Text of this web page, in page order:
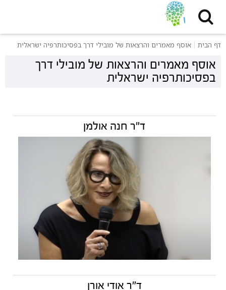
דף הבית אוסף מאמרים והרצאות של מובילי דרך בפסיכותרפיה ישראלית
אוסף מאמרים והרצאות של מובילי דרך
בפסיכותרפיה ישראלית
ד"ר חנה אולמן
ד"ר אודי אורן